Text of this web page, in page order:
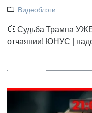
Видеоблоги
💥 Судьба Трампа
отчаянии! ЮНУС |